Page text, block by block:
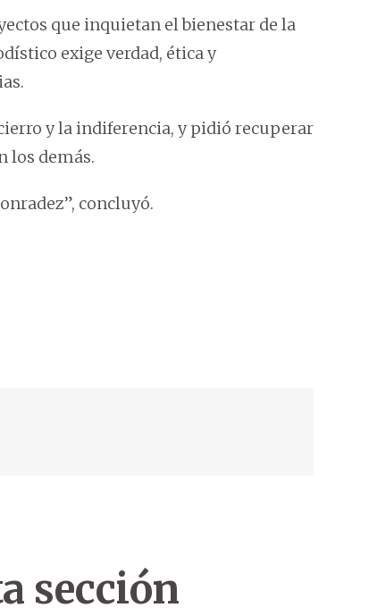
que inquietan el bienestar de la
exige verdad, ética y
y la indiferencia, y pidió recuperar
los demás.
concluyó.
sección